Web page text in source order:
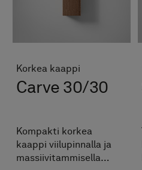
Korkea kaappi
Carve 30/30
Kompakti korkea
kaappi viilupinnalla ja
massiivitammisella